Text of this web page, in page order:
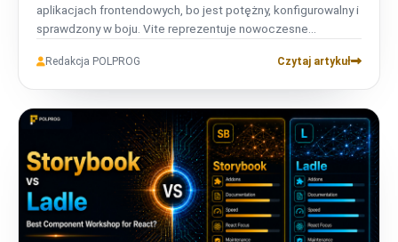
aplikacjach frontendowych, bo jest potężny, konfigurowalny i
sprawdzony w boju. Vite reprezentuje nowoczesne
oparte na natywnym ESM, prostszą konfigurację i mocne
Webpacka wciąż jest warta swojej złożoności dla bazy kodu,
którą faktycznie utrzymują dzisiaj.
Redakcja POLPROG Czytaj artykuł